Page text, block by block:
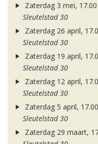
Zaterdag 3 mei,
Sleutelstad 30
Zaterdag 26 april,
Sleutelstad 30
Zaterdag 19 april,
Sleutelstad 30
Zaterdag 12 april,
Sleutelstad 30
Zaterdag 5 april,
Sleutelstad 30
Zaterdag 29 maart,